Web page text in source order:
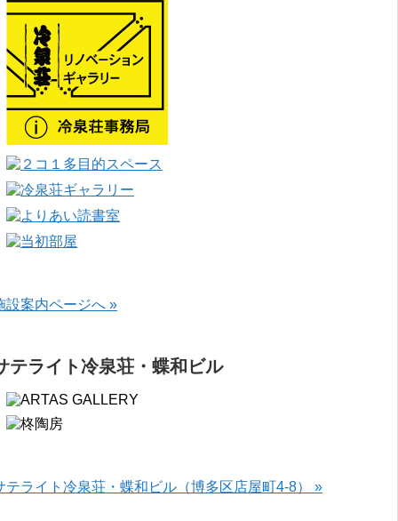
設案内ページへ »
テライト冷泉荘・蝶和ビル
テライト冷泉荘・蝶和ビル（博多区店屋町4-8） »